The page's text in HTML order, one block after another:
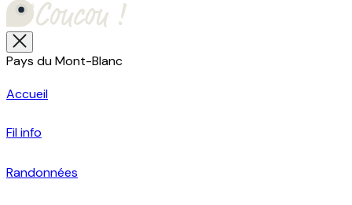
Pays du Mont-Blanc
Accueil
Fil info
Randonnées